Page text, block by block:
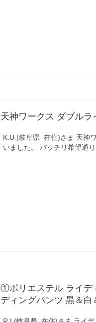
天神ワークス ダブル
K.U (岐阜県 在住)さま 天神
いました。 バッチリ希望通
①ポリエステル ライ
ディングパンツ 黒＆白